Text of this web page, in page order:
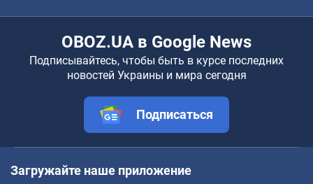
OBOZ.UA в Google News
Подписывайтесь, чтобы быть в курсе последних
новостей Украины и мира сегодня
Подписаться
Загружайте наше приложение